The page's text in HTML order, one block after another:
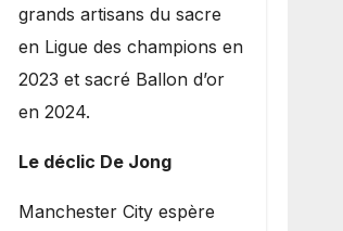
grands artisans du sacre
en Ligue des champions en
2023 et sacré Ballon d’or
en 2024.
Le déclic De Jong
​Manchester City espère